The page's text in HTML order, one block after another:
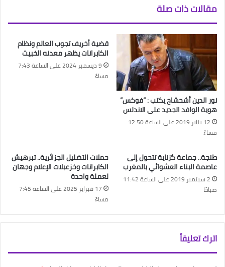
مقالات ذات صلة
نور الدين أشحشاح يكتب : “فوكس”
هوية الوافد الجديد على الاندلس
12 يناير 2019 على الساعة 12:50
مساءً
قضية أخريف تجوب العالم ونظام
الكابرانات يظهر معدنه الخبيث
9 ديسمبر 2024 على الساعة 7:43
مساءً
طنجة.. جماعة گزناية تتحول إلى
عاصمة البناء العشوائي بالمغرب
2 سبتمبر 2019 على الساعة 11:42
صباحًا
حملات التضليل الجزائرية.. تبرهيش
الكابرانات وخزعبلات الإعلام وجهان
لعملة واحدة
17 فبراير 2025 على الساعة 7:45
مساءً
اترك تعليقاً